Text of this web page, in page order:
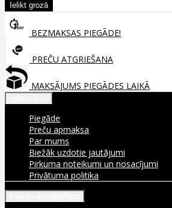
BEZMAKSAS PIEGĀDE!
PREČU ATGRIEŠANA
MAKSĀJUMS PIEGĀDES LAIKĀ
Piegāde
Preču apmaksa
Par mums
Biežāk uzdotie jautājumi
Pirkuma noteikumi un nosacījumi
Privātuma politika